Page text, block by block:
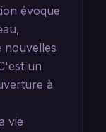
évoque
nouvelles
un
à
vie